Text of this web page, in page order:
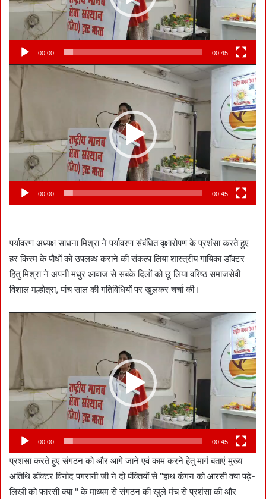
00:00 00:45
Video
Player
00:00 00:45
पर्यावरण अध्यक्ष साधना मिश्रा ने पर्यावरण संबंधित वृक्षारोपण के प्रशंसा करते हुए
हर किस्म के पौधों को उपलब्ध कराने की संकल्प लिया शास्त्रीय गायिका डॉक्टर
हितु मिश्रा ने अपनी मधुर आवाज से सबके दिलों को छू लिया वरिष्ठ समाजसेवी
विशाल मल्होत्रा, पांच साल की गतिविधियों पर खुलकर चर्चा की।
Video
Player
00:00 00:45
प्रशंसा करते हुए संगठन को और आगे जाने एवं काम करने हेतु मार्ग बताएं मुख्य
अतिथि डॉक्टर विनोद पगरानी जी ने दो पंक्तियों से "हाथ कंगन को आरसी क्या पढ़े-
लिखी को फारसी क्या " के माध्यम से संगठन की खुले मंच से प्रशंसा की और